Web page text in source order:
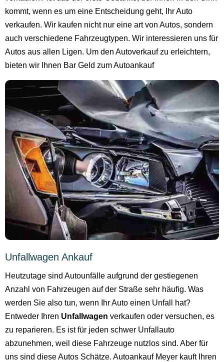
kommt, wenn es um eine Entscheidung geht, Ihr Auto
verkaufen. Wir kaufen nicht nur eine art von Autos, sondern
auch verschiedene Fahrzeugtypen. Wir interessieren uns für
Autos aus allen Ligen. Um den Autoverkauf zu erleichtern,
bieten wir Ihnen Bar Geld zum Autoankauf
Unfallwagen Ankauf
Heutzutage sind Autounfälle aufgrund der gestiegenen
Anzahl von Fahrzeugen auf der Straße sehr häufig. Was
werden Sie also tun, wenn Ihr Auto einen Unfall hat?
Entweder Ihren Unfallwagen verkaufen oder versuchen, es
zu reparieren. Es ist für jeden schwer Unfallauto
abzunehmen, weil diese Fahrzeuge nutzlos sind. Aber für
uns sind diese Autos Schätze. Autoankauf Meyer kauft Ihren